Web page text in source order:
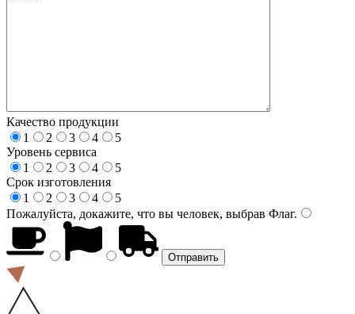
Качество продукции
1
2 3 4
5
Уровень сервиса
1
2 3 4
5
Срок изготовления
1
2 3 4
5
Пожалуйста, докажите, что вы человек, выбрав Флаг.